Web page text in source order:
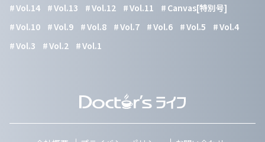
Vol.14
Vol.13 Vol.12 Vol.11
Canvas[特別号]
Vol.10
Vol.9 Vol.8 Vol.7 Vol.6 Vol.5
Vol.4
Vol.3
Vol.2 Vol.1